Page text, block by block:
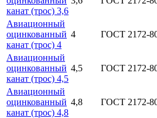
канат (трос) 3,6
Авиационный
оцинкованный
канат (трос) 4
4 ГОСТ 2172-
Авиационный
оцинкованный
канат (трос) 4,5
4,5 ГОСТ 2172-
Авиационный
оцинкованный
канат (трос) 4,8
4,8 ГОСТ 2172-